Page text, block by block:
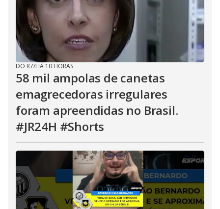
DO R7/HÁ 10 HORAS
58 mil ampolas de canetas
emagrecedoras irregulares
foram apreendidas no Brasil.
#JR24H #Shorts